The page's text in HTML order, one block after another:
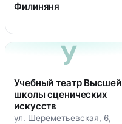
Филиняня
У
Учебный театр Высшей
школы сценических
искусств
ул. Шереметьевская, 6,